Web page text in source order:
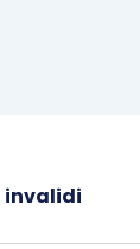
invalidi